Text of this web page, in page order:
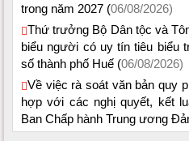
trong năm 2027 (06/08/2026)
Thứ trưởng Bộ Dân tộc và
biểu người có uy tín tiêu biểu
số thành phố Huế (06/08/2026)
Về việc rà soát văn bản quy
hợp với các nghị quyết, kết
Ban Chấp hành Trung ương